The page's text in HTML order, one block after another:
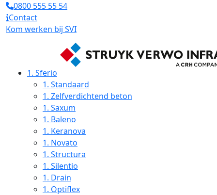
0800 555 55 54
Contact
Kom werken bij SVI
1. Sferio
1. Standaard
1. Zelfverdichtend beton
1. Saxum
1. Baleno
1. Keranova
1. Novato
1. Structura
1. Silentio
1. Drain
1. Optiflex